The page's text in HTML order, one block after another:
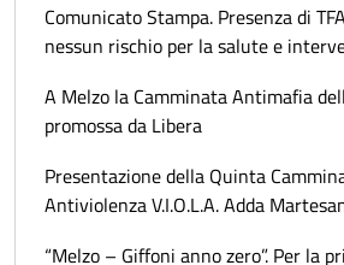
Comunicato Stampa. Presenza di
nessun rischio per la salute e
A Melzo la Camminata Antimafia
promossa da Libera
Presentazione della Quinta
Antiviolenza V.I.O.L.A. Adda
“Melzo – Giffoni anno zero”. Per la